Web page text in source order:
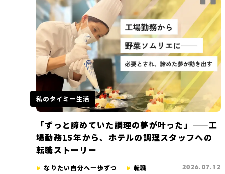
私のタイミー生活
「ずっと諦めていた調理の夢が叶った」——工
場勤務15年から、ホテルの調理スタッフへの
転職ストーリー
なりたい自分へ一歩ずつ 転職 2026.07.12